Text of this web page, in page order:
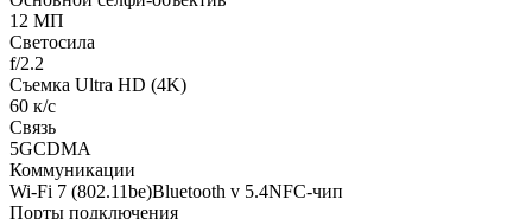
12 МП
Светосила
f/2.2
Съемка Ultra HD (4K)
60 к/с
Связь
5GCDMA
Коммуникации
Wi-Fi 7 (802.11be)Bluetooth v 5.4NFC-чип
Порты подключения